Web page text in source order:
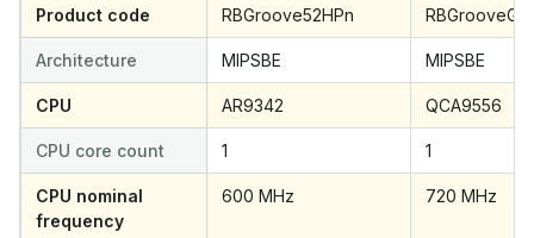
Product code RBGroove52HPn
Architecture MIPSBE MIPSBE
CPU AR9342 QCA9556
CPU core count 1 1
CPU nominal
frequency
600 MHz 720 MHz